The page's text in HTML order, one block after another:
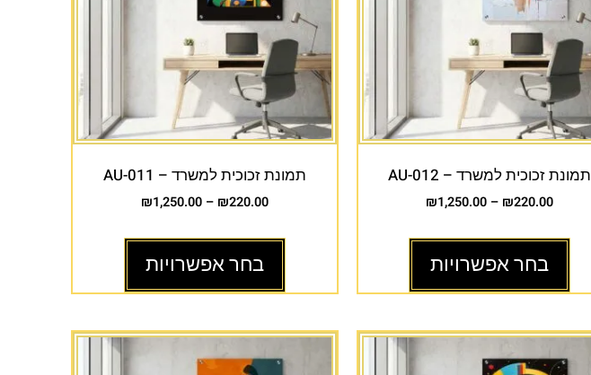
תמונת זכוכית למשרד – AU-012
₪220.00
–
₪1,250.00
בחר אפשרויות
תמונת זכוכית למשרד – AU-011
₪220.00
–
₪1,250.00
בחר אפשרויות